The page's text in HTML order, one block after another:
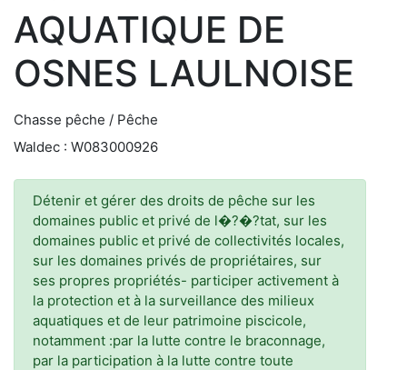
AQUATIQUE DE
OSNES LAULNOISE
Chasse pêche / Pêche
Waldec : W083000926
Détenir et gérer des droits de pêche sur les
domaines public et privé de l�?�?tat, sur les
domaines public et privé de collectivités locales,
sur les domaines privés de propriétaires, sur
ses propres propriétés- participer activement à
la protection et à la surveillance des milieux
aquatiques et de leur patrimoine piscicole,
notamment :par la lutte contre le braconnage,
par la participation à la lutte contre toute